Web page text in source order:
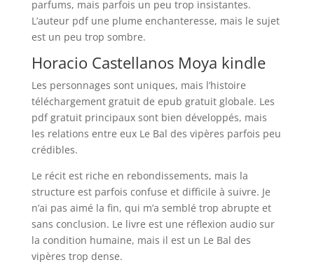
parfums, mais parfois un peu trop insistantes.
L’auteur pdf une plume enchanteresse, mais le sujet
est un peu trop sombre.
Horacio Castellanos Moya kindle
Les personnages sont uniques, mais l’histoire
téléchargement gratuit de epub gratuit globale. Les
pdf gratuit principaux sont bien développés, mais
les relations entre eux Le Bal des vipères parfois peu
crédibles.
Le récit est riche en rebondissements, mais la
structure est parfois confuse et difficile à suivre. Je
n’ai pas aimé la fin, qui m’a semblé trop abrupte et
sans conclusion. Le livre est une réflexion audio sur
la condition humaine, mais il est un Le Bal des
vipères trop dense.